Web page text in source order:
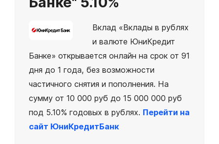
Вклад «Вклады в рублях
и валюте ЮниКредит
Банке» открывается онлайн на срок от 91
дня до 1 года, без возможности
частичного снятия и пополнения. На
сумму от 10 000 руб до 15 000 000 руб
под 5.10% годовых в рублях. Перейти на
сайт ЮниКредитБанк